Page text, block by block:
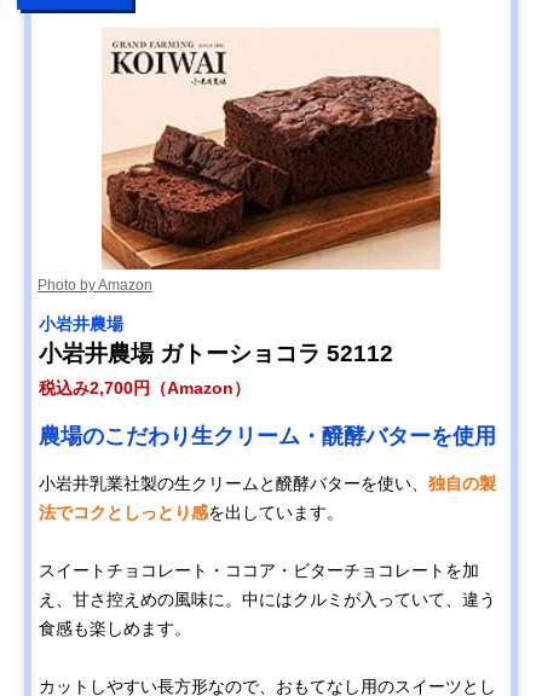
Photo by Amazon
小岩井農場
小岩井農場 ガトーショコラ 52112
税込み2,700円（Amazon）
農場のこだわり生クリーム・醗酵バターを使用
小岩井乳業社製の生クリームと醗酵バターを使い、 独自の製
法でコクとしっとり感を出しています。
スイートチョコレート・ココア・ビターチョコレートを加
え、甘さ控えめの風味に。中にはクルミが入っていて、違う
食感も楽しめます。
カットしやすい長方形なので、おもてなし用のスイーツとし